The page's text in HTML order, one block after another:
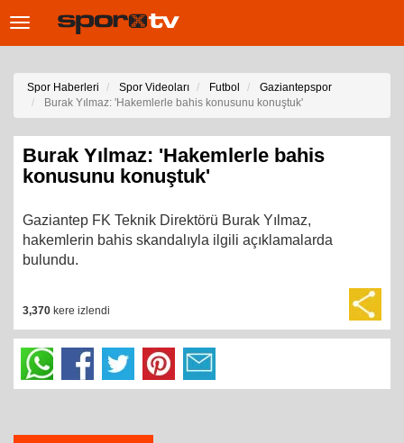
Toggle
Spor Haberleri Spor Videoları Futbol
Gaziantepspor
Burak Yılmaz: 'Hakemlerle bahis konusunu konuştuk'
Burak Yılmaz: 'Hakemlerle bahis
konusunu konuştuk'
Gaziantep FK Teknik Direktörü Burak Yılmaz,
hakemlerin bahis skandalıyla ilgili açıklamalarda
bulundu.
3,370 kere izlendi